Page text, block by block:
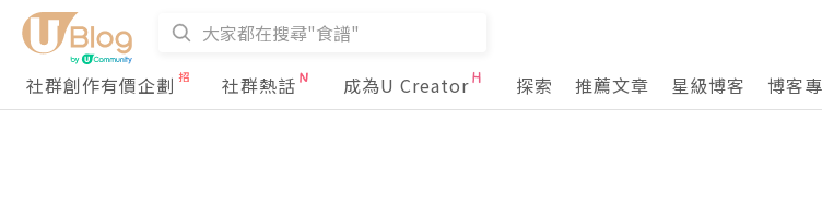
社群創作有價企劃
社群熱話 成為U Creator 探索 推薦文章 星級博客 博客